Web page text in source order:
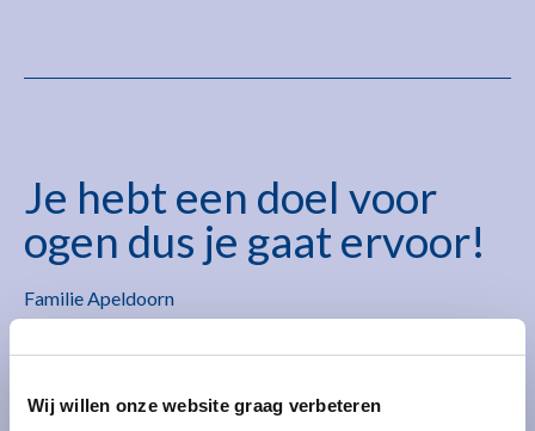
Wij willen onze website graag verbeteren
Je hebt een doel voor
ogen dus je gaat ervoor!
Familie Apeldoorn